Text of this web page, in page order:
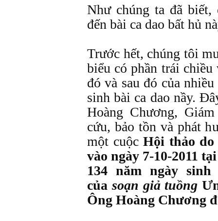
Như chúng ta đã biết,
đến bài ca dao bất
Trước hết, chúng tôi
biểu có phần trái
đó và sau đó của
sinh bài ca dao nầy.
Hoàng Chương,
cứu, bảo tồn và phát
một cuộcHội thảo
vào ngày 7-10-2011
134 năm ngày
của soạn giả tuồng
Ông Hoàng Chương